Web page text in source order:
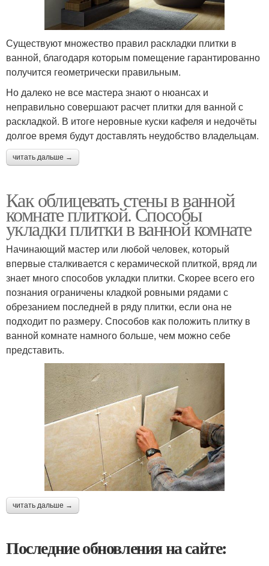
Существуют множество правил раскладки плитки в
ванной, благодаря которым помещение гарантированно
получится геометрически правильным.
Но далеко не все мастера знают о нюансах и
неправильно совершают расчет плитки для ванной с
раскладкой. В итоге неровные куски кафеля и недочёты
долгое время будут доставлять неудобство владельцам.
читать дальше →
Как облицевать стены в ванной
комнате плиткой. Способы
укладки плитки в ванной комнате
Начинающий мастер или любой человек, который
впервые сталкивается с керамической плиткой, вряд ли
знает много способов укладки плитки. Скорее всего его
познания ограничены кладкой ровными рядами с
обрезанием последней в ряду плитки, если она не
подходит по размеру. Способов как положить плитку в
ванной комнате намного больше, чем можно себе
представить.
читать дальше →
Последние обновления на сайте: